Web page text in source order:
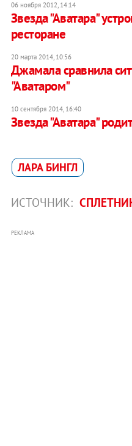
06 ноября 2012, 14:14
Звезда "Аватара"
ресторане
20 марта 2014, 10:56
Джамала сравнила
"Аватаром"
10 сентября 2014, 16:40
Звезда "Аватара"
ЛАРА БИНГЛ
ИСТОЧНИК:
РЕКЛАМА